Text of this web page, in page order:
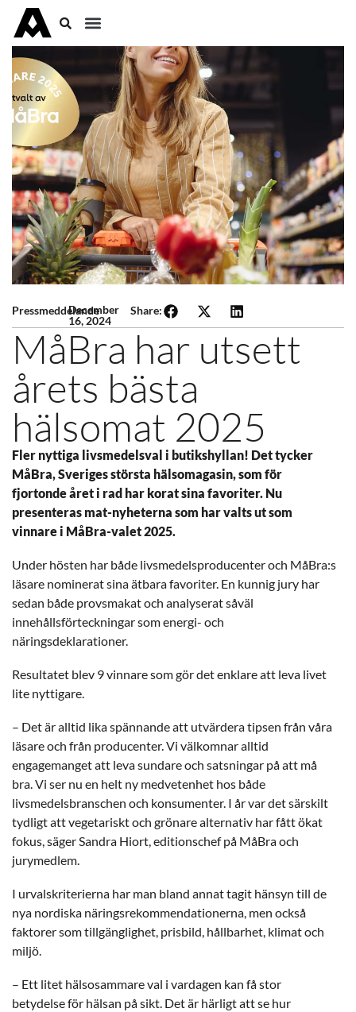
Pressmeddelande
December
16, 2024
Share:
MåBra har utsett
årets bästa
hälsomat 2025
Fler nyttiga livsmedelsval i butikshyllan! Det tycker
MåBra, Sveriges största hälsomagasin, som för
fjortonde året i rad har korat sina favoriter. Nu
presenteras mat-nyheterna som har valts ut som
vinnare i MåBra-valet 2025.
Under hösten har både livsmedelsproducenter och MåBra:s
läsare nominerat sina ätbara favoriter. En kunnig jury har
sedan både provsmakat och analyserat såväl
innehållsförteckningar som energi- och
näringsdeklarationer.
Resultatet blev 9 vinnare som gör det enklare att leva livet
lite nyttigare.
– Det är alltid lika spännande att utvärdera tipsen från våra
läsare och från producenter. Vi välkomnar alltid
engagemanget att leva sundare och satsningar på att må
bra. Vi ser nu en helt ny medvetenhet hos både
livsmedelsbranschen och konsumenter. I år var det särskilt
tydligt att vegetariskt och grönare alternativ har fått ökat
fokus, säger Sandra Hiort, editionschef på MåBra och
jurymedlem.
I urvalskriterierna har man bland annat tagit hänsyn till de
nya nordiska näringsrekommendationerna, men också
faktorer som tillgänglighet, prisbild, hållbarhet, klimat och
miljö.
– Ett litet hälsosammare val i vardagen kan få stor
betydelse för hälsan på sikt. Det är härligt att se hur